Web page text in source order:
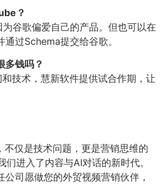
？
谷歌偏爱自己的产品。但也可以在
过Schema提交给谷歌。
多钱吗？
技术，慧新软件提供试合作期，让
不仅是技术问题，更是营销思维的
们进入了内容与AI对话的新时代。
司愿做您的外贸视频营销伙伴，